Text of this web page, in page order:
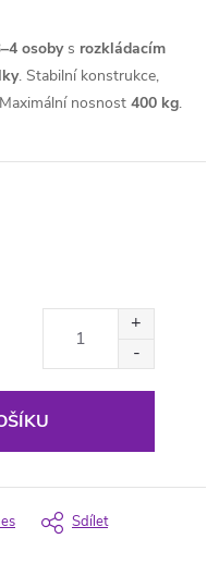
osoby s rozkládacím
. Stabilní konstrukce,
Maximální nosnost 400 kg.
Sdílet